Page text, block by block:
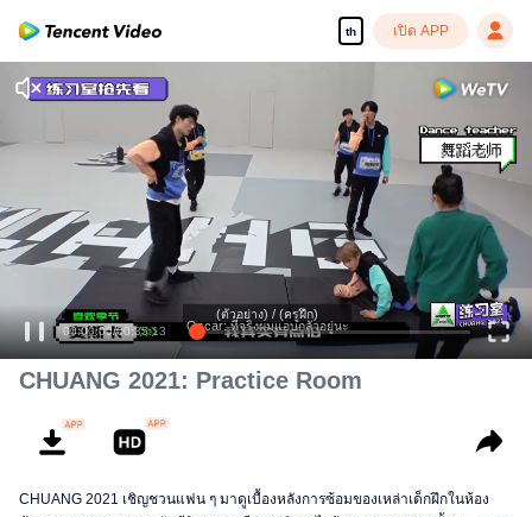
th เปิด APP
00:00:00/00:35:13
(ตัวอย่าง) / (ครูฝึก)
Oscar: ที่จริงผมแอบกลัวอยู่นะ
CHUANG 2021: Practice Room
CHUANG 2021 เชิญชวนแฟน ๆ มาดูเบื้องหลังการซ้อมของเหล่าเด็กฝึกในห้อง